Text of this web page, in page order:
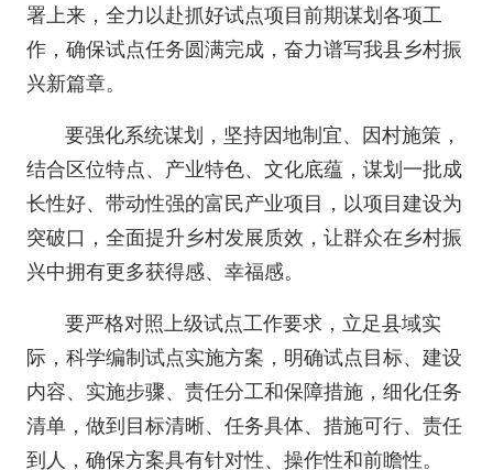
署上来，全力以赴抓好试点项目前期谋划各项工
作，确保试点任务圆满完成，奋力谱写我县乡村振
兴新篇章。
要强化系统谋划，坚持因地制宜、因村施策，
结合区位特点、产业特色、文化底蕴，谋划一批成
长性好、带动性强的富民产业项目，以项目建设为
突破口，全面提升乡村发展质效，让群众在乡村振
兴中拥有更多获得感、幸福感。
要严格对照上级试点工作要求，立足县域实
际，科学编制试点实施方案，明确试点目标、建设
内容、实施步骤、责任分工和保障措施，细化任务
清单，做到目标清晰、任务具体、措施可行、责任
到人，确保方案具有针对性、操作性和前瞻性。